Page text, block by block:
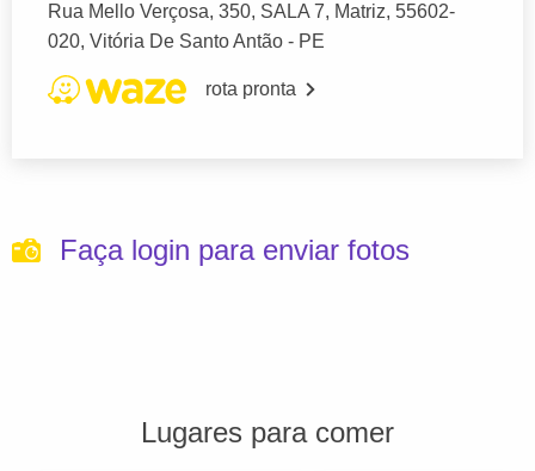
Rua Mello Verçosa, 350, SALA 7, Matriz, 55602-
020, Vitória De Santo Antão - PE
rota pronta
Faça login para enviar fotos
Lugares para comer